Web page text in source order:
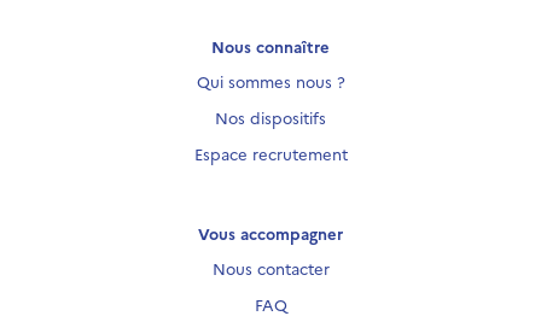
Nous connaître
Qui sommes nous ?
Nos dispositifs
Espace recrutement
Vous accompagner
Nous contacter
FAQ